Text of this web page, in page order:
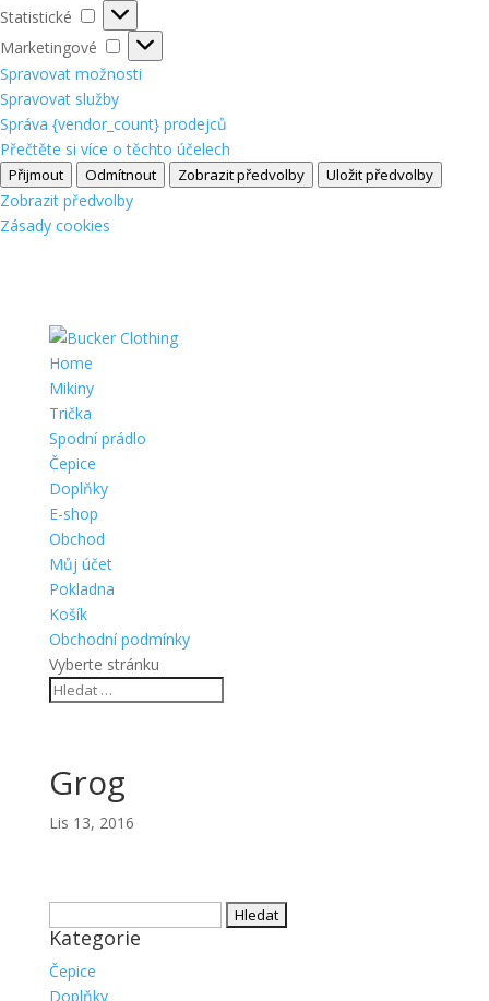
Statistické
Statistické
Marketingové
Marketingové
Spravovat možnosti
Spravovat služby
Správa {vendor_count} prodejců
Přečtěte si více o těchto účelech
Přijmout Odmítnout Zobrazit předvolby Uložit předvolby
Zobrazit předvolby
Zásady cookies
Home
Mikiny
Trička
Spodní prádlo
Čepice
Doplňky
E-shop
Obchod
Můj účet
Pokladna
Košík
Obchodní podmínky
Vyberte stránku
Grog
Lis 13, 2016
Kategorie
Čepice
Doplňky